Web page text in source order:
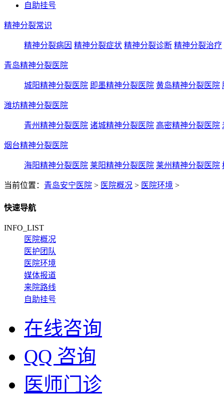
自助挂号
精神分裂常识
精神分裂病因 精神分裂症状 精神分裂诊断 精神分裂治疗
青岛精神分裂医院
城阳精神分裂医院 即墨精神分裂医院 黄岛精神分裂医院
潍坊精神分裂医院
青州精神分裂医院 诸城精神分裂医院 高密精神分裂医院
烟台精神分裂医院
海阳精神分裂医院 莱阳精神分裂医院 莱州精神分裂医院
当前位置： 青岛安宁医院 > 医院概况 > 医院环境 >
快速导航
INFO_LIST
医院概况
医护团队
医院环境
媒体报道
来院路线
自助挂号
在线咨询
QQ 咨询
医师门诊